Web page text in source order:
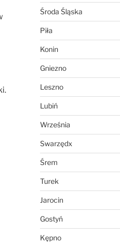
Środa Śląska
Piła
Konin
Gniezno
Leszno
Lubiń
Września
Swarzędx
Śrem
Turek
Jarocin
Gostyń
Kępno